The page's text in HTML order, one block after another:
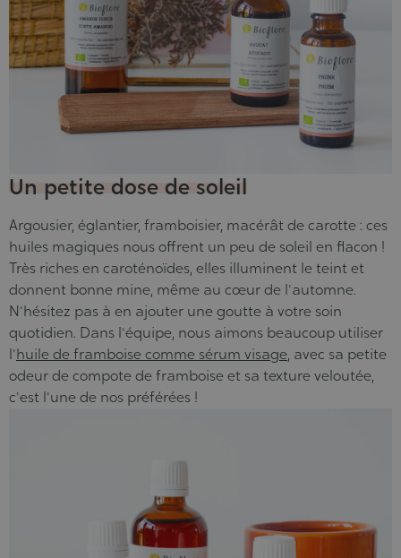
Un petite dose de soleil
Argousier, églantier, framboisier, macérât de carotte : ces
huiles magiques nous offrent un peu de soleil en flacon !
Très riches en caroténoïdes, elles illuminent le teint et
donnent bonne mine, même au cœur de l'automne.
N'hésitez pas à en ajouter une goutte à votre soin
quotidien. Dans l'équipe, nous aimons beaucoup utiliser
l'huile de framboise comme sérum visage, avec sa petite
odeur de compote de framboise et sa texture veloutée,
c'est l'une de nos préférées !